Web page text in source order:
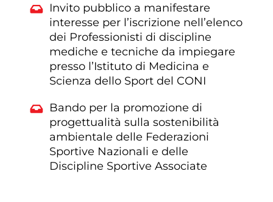
Invito pubblico a manifestare
interesse per l’iscrizione nell’elenco
dei Professionisti di discipline
mediche e tecniche da impiegare
presso l’Istituto di Medicina e
Scienza dello Sport del CONI
Bando per la promozione di
progettualità sulla sostenibilità
ambientale delle Federazioni
Sportive Nazionali e delle
Discipline Sportive Associate